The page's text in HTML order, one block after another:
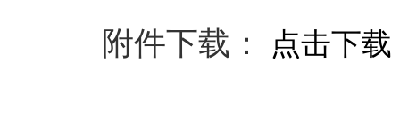
附件下载： 点击下载